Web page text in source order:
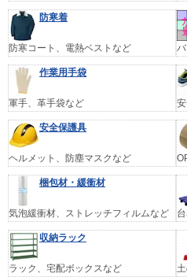
防寒着
防寒コート、電熱ベストなど
作業用手袋
軍手、革手袋など
安全保護具
ヘルメット、防塵マスクなど
梱包材・緩衝材
気泡緩衝材、ストレッチフィルムなど
収納ラック
ラック、宅配ボックスなど